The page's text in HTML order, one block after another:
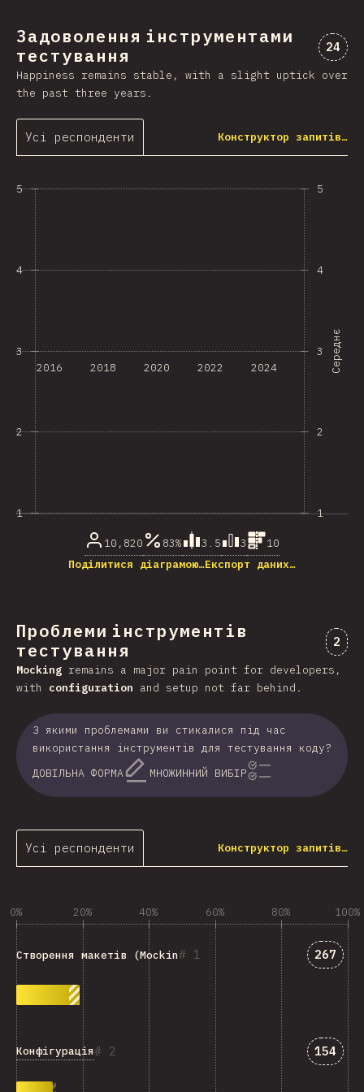
Задоволення інструментами
тестування
24
Happiness remains stable, with a slight uptick over
the past three years.
Усі респонденти Конструктор запитів…
1
2
3
4
5
2016 2018 2020 2022 2024
1
2
3
4
5
Середнє
10,820 83% 3.5 3
10
Поділитися діаграмою…Експорт даних…
Проблеми інструментів
тестування
2
Mocking remains a major pain point for developers,
with configuration and setup not far behind.
З якими проблемами ви стикалися під час
використання інструментів для тестування коду?
ДОВІЛЬНА ФОРМА
МНОЖИННИЙ ВИБІР
Усі респонденти Конструктор запитів…
0% 20% 40% 60% 80% 100%
1
Створення макетів (Mocking) 267
2
Конфігурація 154